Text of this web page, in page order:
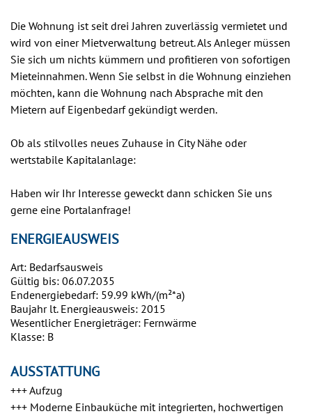
Die Wohnung ist seit drei Jahren zuverlässig vermietet und
wird von einer Mietverwaltung betreut. Als Anleger müssen
Sie sich um nichts kümmern und profitieren von sofortigen
Mieteinnahmen. Wenn Sie selbst in die Wohnung einziehen
möchten, kann die Wohnung nach Absprache mit den
Mietern auf Eigenbedarf gekündigt werden.
Ob als stilvolles neues Zuhause in City Nähe oder
wertstabile Kapitalanlage:
Haben wir Ihr Interesse geweckt dann schicken Sie uns
gerne eine Portalanfrage!
ENERGIEAUSWEIS
Art: Bedarfsausweis
Gültig bis: 06.07.2035
Endenergiebedarf: 59.99 kWh/(m²*a)
Baujahr lt. Energieausweis: 2015
Wesentlicher Energieträger: Fernwärme
Klasse: B
AUSSTATTUNG
+++ Aufzug
+++ Moderne Einbauküche mit integrierten, hochwertigen